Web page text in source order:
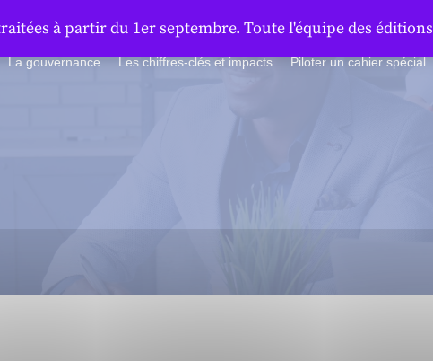
La gouvernance Les chiffres-clés et impacts Piloter un cahier spécial
à partir du 1er septembre. Toute l'équipe des